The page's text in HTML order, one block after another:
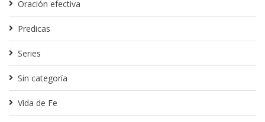
Oración efectiva
Predicas
Series
Sin categoría
Vida de Fe